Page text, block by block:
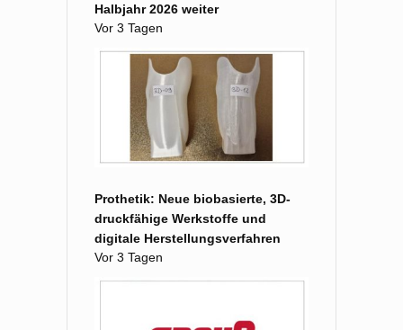
Halbjahr 2026 weiter
Vor 3 Tagen
Prothetik: Neue biobasierte, 3D-
druckfähige Werkstoffe und
digitale Herstellungsverfahren
Vor 3 Tagen